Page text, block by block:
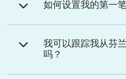
如何设置我的第一
我可以跟踪我从芬
吗？